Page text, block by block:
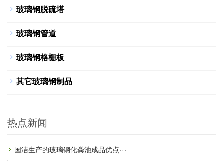
玻璃钢脱硫塔
玻璃钢管道
玻璃钢格栅板
其它玻璃钢制品
热点新闻
国洁生产的玻璃钢化粪池成品优点···